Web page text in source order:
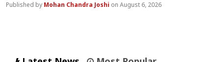
Mohan Chandra Joshi August 6, 2026